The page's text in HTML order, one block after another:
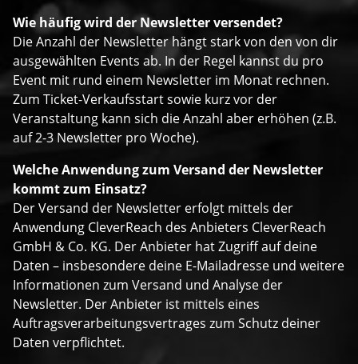
Wie häufig wird der Newsletter versendet?
Die Anzahl der Newsletter hängt stark von den von dir
ausgewählten Events ab. In der Regel kannst du pro
Event mit rund einem Newsletter im Monat rechnen.
Zum Ticket-Verkaufsstart sowie kurz vor der
Veranstaltung kann sich die Anzahl aber erhöhen (z.B.
auf 2-3 Newsletter pro Woche).
Welche Anwendung zum Versand der Newsletter
kommt zum Einsatz?
Der Versand der Newsletter erfolgt mittels der
Anwendung CleverReach des Anbieters CleverReach
GmbH & Co. KG. Der Anbieter hat Zugriff auf deine
Daten – insbesondere deine E-Mailadresse und weitere
Informationen zum Versand und Analyse der
Newsletter. Der Anbieter ist mittels eines
Auftragsverarbeitungsvertrages zum Schutz deiner
Daten verpflichtet.